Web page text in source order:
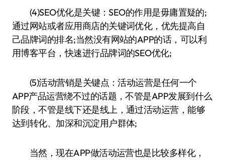
(4)SEO优化是关键：SEO的作用是毋庸置疑的;
通过网站或者应用商店的关键词优化，优先提高自
己品牌词的排名;当然没有网站的APP的话，可以利
用博客平台，快速进行品牌词的SEO优化;
(5)活动营销是关键点：活动运营是任何一个
APP产品运营绕不过的话题，不管是APP发展到什么
阶段，不管是线下还是线上，通过活动运营，能够
达到转化、加深和沉淀用户群体;
当然，现在APP做活动运营也是比较多样化，